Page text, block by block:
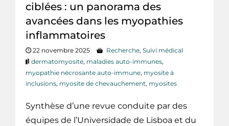
ciblées : un panorama des
avancées dans les myopathies
inflammatoires
22 novembre 2025 Recherche, Suivi médical
dermatomyosite, maladies auto-immunes,
myopathie nécrosante auto-immune, myosite à
inclusions, myosite de chevauchement, myosites
Synthèse d’une revue conduite par des
équipes de l’Universidade de Lisboa et du